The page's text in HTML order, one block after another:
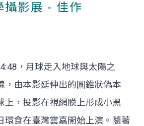
攝影展 - 佳作
，月球走入地球與太陽之
，由本影延伸出的圓錐狀偽本
上，投影在視網膜上形成小黑
環食在臺灣雲嘉開始上演。隨著